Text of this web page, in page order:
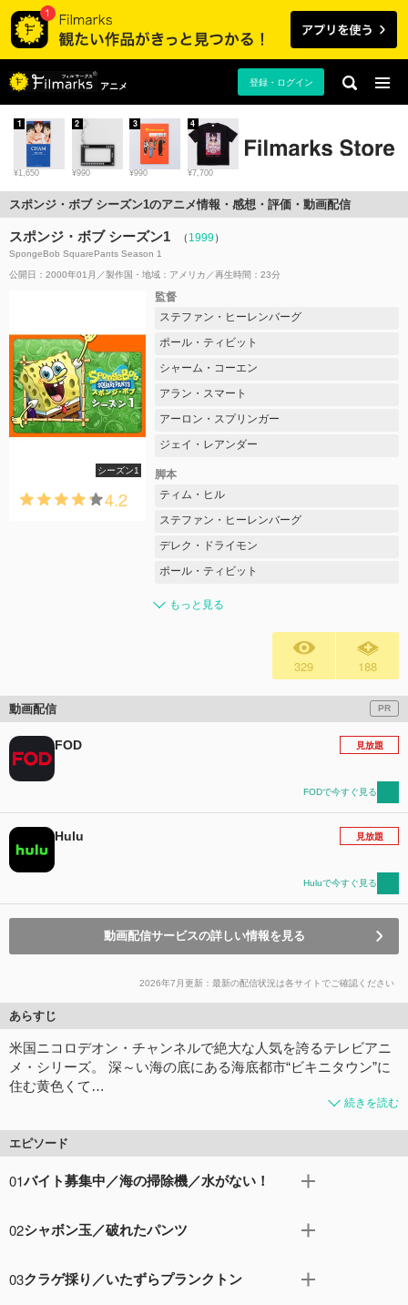
アニメ 登録・ログイン
¥1,650
1
¥990
2
¥990
3
¥7,700
4
スポンジ・ボブ シーズン1のアニメ情報・感想・評価・動画配信
スポンジ・ボブ シーズン1 （ 1999）
SpongeBob SquarePants Season 1
公開日：2000年01月 製作国・地域： アメリカ 再生時間：23分
シーズン1
4.2
監督
ステファン・ヒーレンバーグ
ポール・ティビット
シャーム・コーエン
アラン・スマート
アーロン・スプリンガー
ジェイ・レアンダー
脚本
ティム・ヒル
ステファン・ヒーレンバーグ
デレク・ドライモン
ポール・ティビット
もっと見る
329 188
動画配信 PR
FOD 見放題
FODで今すぐ見る
Hulu 見放題
Huluで今すぐ見る
動画配信サービスの詳しい情報を見る
2026年7月更新：最新の配信状況は各サイトでご確認ください
あらすじ
米国ニコロデオン・チャンネルで絶大な人気を誇るテレビアニ
メ・シリーズ。 深～い海の底にある海底都市“ビキニタウン”に
住む黄色くて…
続きを読む
エピソード
01バイト募集中／海の掃除機／水がない！
のファーストフード・レストラン「カニカーニ」の仕事を
新しく強力な"海の掃除機"をテストするスポンジ・ボブ！
02シャボン玉／破れたパンツ
ポンジ・ボブは、"正しい手順"を伝授。これを守れば芸術
03クラゲ採り／いたずらプランクトン